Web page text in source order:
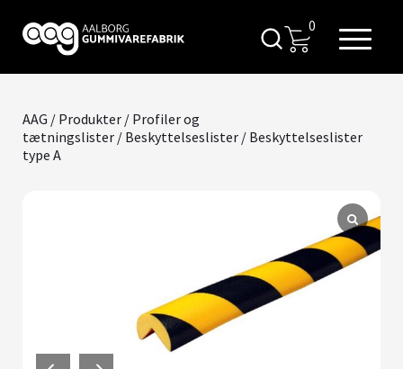
0
AAG / Produkter / Profiler og
tætningslister / Beskyttelseslister / Beskyttelseslister
type A